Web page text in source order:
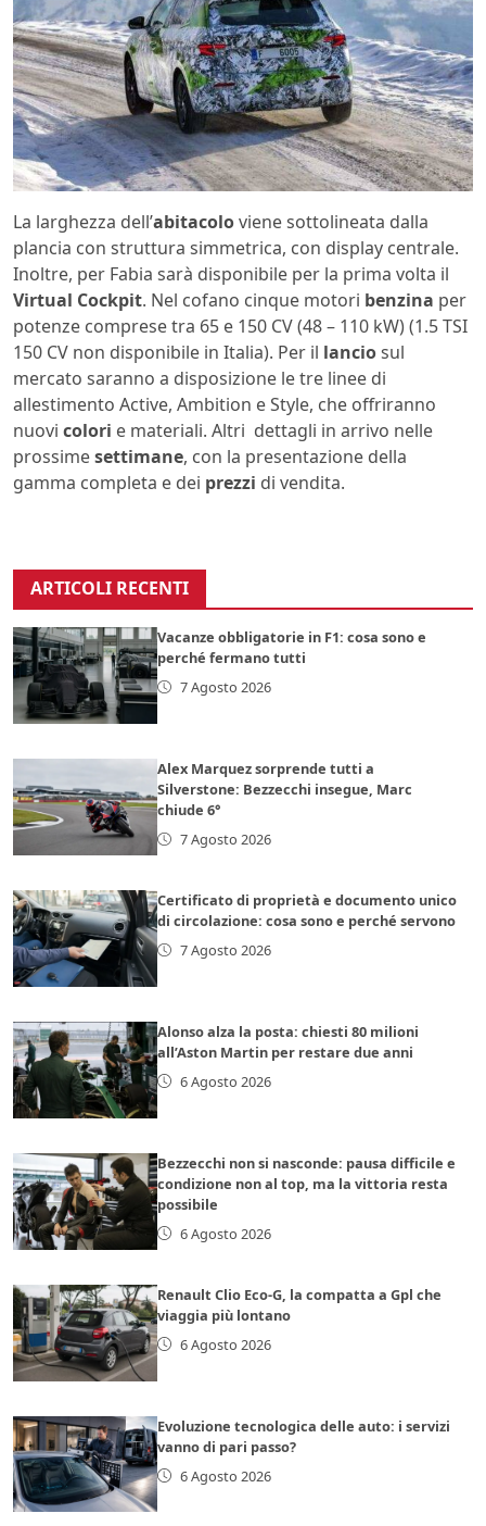
La larghezza dell’abitacoloviene sottolineata dalla
plancia con struttura simmetrica, con display centrale.
Inoltre, per Fabia sarà disponibile per la prima volta il
Virtual Cockpit. Nel cofano cinque motori benzina per
potenze comprese tra 65 e 150 CV (48 – 110 kW) (1.5 TSI
150 CV non disponibile in Italia). Per il lanciosul
mercato saranno a disposizione le tre linee di
allestimento Active, Ambition e Style, che offriranno
nuovi colori e materiali. Altri dettagli in arrivo nelle
prossimesettimane, con la presentazione della
gamma completa e dei prezzi di vendita.
ARTICOLI RECENTI
Vacanze obbligatorie in F1: cosa sono e
perché fermano tutti
7 Agosto 2026
Alex Marquez sorprende tutti a
Silverstone: Bezzecchi insegue, Marc
chiude 6°
7 Agosto 2026
Certificato di proprietà e documento unico
di circolazione: cosa sono e perché servono
7 Agosto 2026
Alonso alza la posta: chiesti 80 milioni
all’Aston Martin per restare due anni
6 Agosto 2026
Bezzecchi non si nasconde: pausa difficile e
condizione non al top, ma la vittoria resta
possibile
6 Agosto 2026
Renault Clio Eco-G, la compatta a Gpl che
viaggia più lontano
6 Agosto 2026
Evoluzione tecnologica delle auto: i servizi
vanno di pari passo?
6 Agosto 2026